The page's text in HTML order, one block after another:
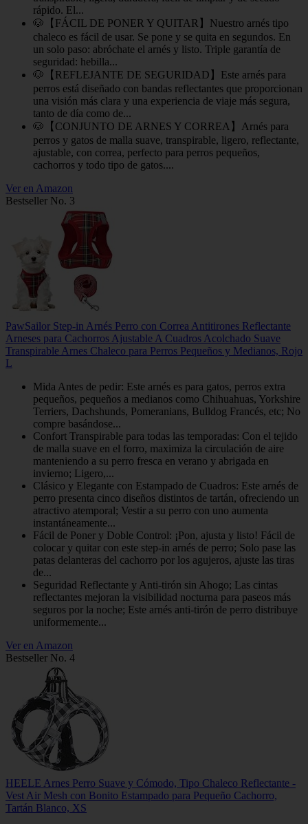
rápido. El...
🐶【FÁCIL DE PONER Y QUITAR】Nuestro arnés tipo
chaleco es fácil de usar. Se pone y se quita en segundos. En
un solo paso: abróchate el arnés y listo. Triple garantía de
seguridad: hebilla...
🐶【REFLEJANTE DE SEGURIDAD】Este arnés para
perros está diseñado con bandas reflectantes que proporcionan
una visión más clara y una experiencia de viaje más segura,
tanto de día como de...
🐶【CONJUNTO DE ARNES Y CORREA】Arnés para
perros y gatos de malla suave, transpirable, ligero, reflectante,
ajustable, con correa, perfecto para perros pequeños,
cachorros y todo tipo de gatos....
Ver en Amazon
Bestseller No. 3
PawSailor Step-in Arnés Perro con Correa Antitirones Reflectante
Arneses para Cachorros Ajustable A Cuadros Acolchado Suave
Transpirable Arnes Chaleco para Perros Pequeños y Medianos, Rojo
L
Mida Antes de pedir: Este arnés es para gatos, perros extra
pequeños, pequeños a medianos como Chihuahuas, Yorkshire
Terriers, Dachshunds, Pomeranians, Bulldog Francés, etc; No
compre basándose...
Confort Transpirable para todas las temporadas: Con el tejido
de malla suave en el forro, maximiza la circulación de aire
manteniendo a su perro fresca en verano y abrigada en
invierno; Ligero,...
Clásico y Elegante con Estampado de Cuadros: Este arnés de
perro presenta cinco diseños distintos de tartán, ofreciendo un
atractivo atemporal; Vestir a su perro con uno aumenta
instantáneamente...
Fácil de Poner y Doble Control: ¡Pon, ajusta y listo! Fácil de
colocar y quitar con este step-in arnés de perro; Solo pase las
patas delanteras del cachorro por los agujeros, ajuste las tiras
de...
Seguridad Reflectante y Anti-tirón sin Ahogo; Las cintas
reflectantes mejoran la visibilidad nocturna para paseos más
seguros por la noche; Este arnés anti-tirón de perro distribuye
uniformemente...
Ver en Amazon
Bestseller No. 4
HEELE Arnes Perro Suave y Cómodo, Tipo Chaleco Reflectante -
Vest Air Mesh con Bonito Estampado para Pequeño Cachorro,
Tartán Blanco, XS